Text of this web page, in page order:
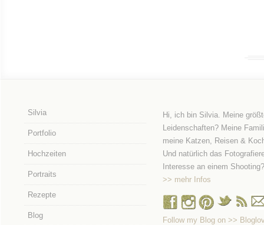
Silvia
Portfolio
Hochzeiten
Portraits
Rezepte
Blog
Hi, ich bin Silvia. Meine
Leidenschaften? Meine
meine Katzen, Reisen &
Und natürlich das
Interesse an einem Shooting?
>> mehr Infos
Follow my Blog on >>